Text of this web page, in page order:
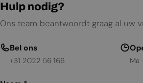
Hulp nodig?
Ons team beantwoordt graag al uw
Bel ons
+31 2022 56 166